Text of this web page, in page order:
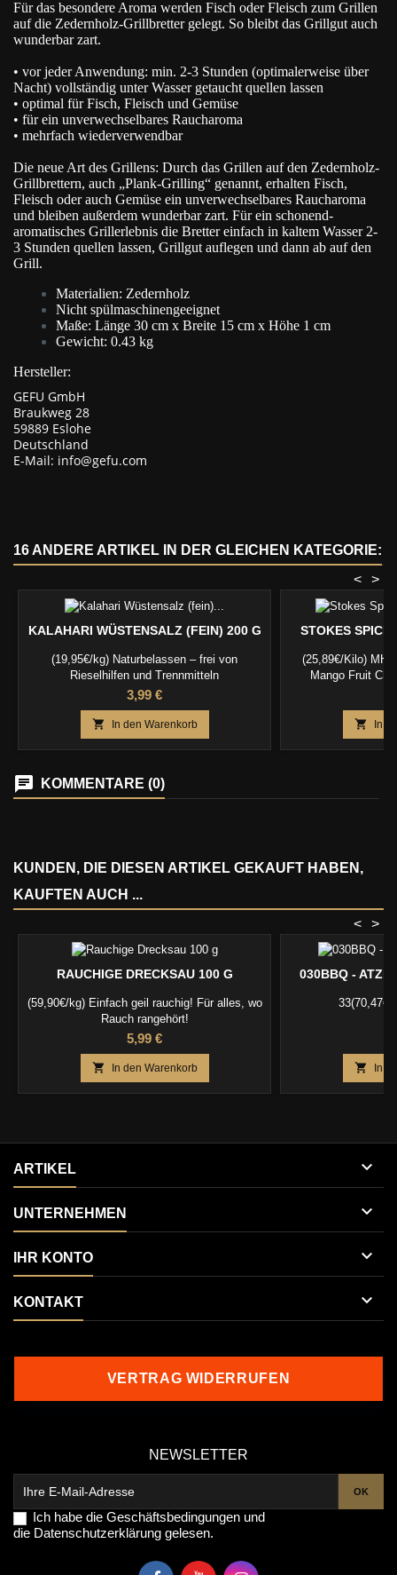
Für das besondere Aroma werden Fisch oder Fleisch zum Grillen
auf die Zedernholz-Grillbretter gelegt. So bleibt das Grillgut auch
wunderbar zart.
• vor jeder Anwendung: min. 2-3 Stunden (optimalerweise über
Nacht) vollständig unter Wasser getaucht quellen lassen
• optimal für Fisch, Fleisch und Gemüse
• für ein unverwechselbares Raucharoma
• mehrfach wiederverwendbar
Die neue Art des Grillens: Durch das Grillen auf den Zedernholz-
Grillbrettern, auch „Plank-Grilling“ genannt, erhalten Fisch,
Fleisch oder auch Gemüse ein unverwechselbares Raucharoma
und bleiben außerdem wunderbar zart. Für ein schonend-
aromatisches Grillerlebnis die Bretter einfach in kaltem Wasser 2-
3 Stunden quellen lassen, Grillgut auflegen und dann ab auf den
Grill.
Materialien: Zedernholz
Nicht spülmaschinengeeignet
Maße: Länge 30 cm x Breite 15 cm x Höhe 1 cm
Gewicht: 0.43 kg
Hersteller:
GEFU GmbH
Braukweg 28
59889 Eslohe
Deutschland
E-Mail: info@gefu.com
16 ANDERE ARTIKEL IN DER GLEICHEN KATEGORIE:
>
<
KALAHARI WÜSTENSALZ (FEIN) 200 G
(19,95€/kg) Naturbelassen – frei von
Rieselhilfen und Trennmitteln
Preis
3,99 €
 In den Warenkorb
STOKES
(25,89€/Kilo)
Mango Fruit
 In
KOMMENTARE (0)
KUNDEN, DIE DIESEN ARTIKEL GEKAUFT HABEN,
KAUFTEN AUCH ...
>
<
RAUCHIGE DRECKSAU 100 G
(59,90€/kg) Einfach geil rauchig! Für alles, wo
Rauch rangehört!
Preis
5,99 €
 In den Warenkorb
030BBQ -
33(70,47€/
 In
ARTIKEL 
UNTERNEHMEN 
IHR KONTO 
KONTAKT 
VERTRAG WIDERRUFEN
NEWSLETTER
Ich habe die Geschäftsbedingungen und
die Datenschutzerklärung gelesen.